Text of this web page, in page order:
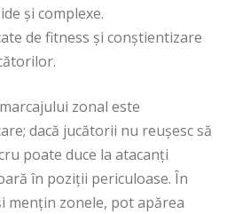
și complexe.
de fitness și conștientizare
zonal este
dacă jucătorii nu reușesc să
poate duce la atacanți
în poziții periculoase. În
mențin zonele, pot apărea